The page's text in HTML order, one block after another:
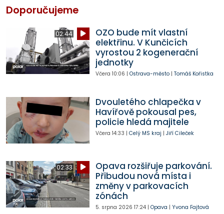
Doporučujeme
02:44
OZO bude mít vlastní
elektřinu. V Kunčicích
vyrostou 2 kogenerační
jednotky
Včera 10:06 | Ostrava-město| Tomáš Kořistka
Dvouletého chlapečka v
Havířově pokousal pes,
policie hledá majitele
Včera 14:33 | Celý MS kraj | Jiří Cileček
02:33
Opava rozšiřuje parkování.
Přibudou nová místa i
změny v parkovacích
zónách
5. srpna 2026 17:24| Opava | Yvona Fajtová